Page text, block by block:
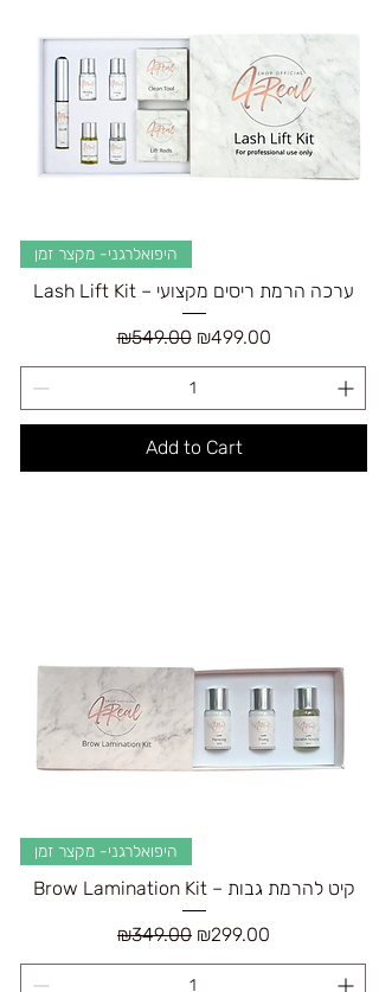
היפואלרגני- מקצר זמן
Lash Lift Kit – ערכה הרמת ריסים מקצועי
Regular Price
₪549.00 Sale Price
₪499.00
Add to Cart
היפואלרגני- מקצר זמן
Brow Lamination Kit – קיט להרמת גבות
Regular Price
₪349.00 Sale Price
₪299.00